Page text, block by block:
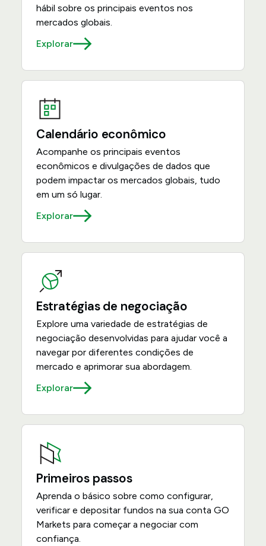
hábil sobre os principais eventos nos
mercados globais.
Explorar
Calendário econômico
Acompanhe os principais eventos
econômicos e divulgações de dados que
podem impactar os mercados globais, tudo
em um só lugar.
Explorar
Estratégias de negociação
Explore uma variedade de estratégias de
negociação desenvolvidas para ajudar você a
navegar por diferentes condições de
mercado e aprimorar sua abordagem.
Explorar
Primeiros passos
Aprenda o básico sobre como configurar,
verificar e depositar fundos na sua conta GO
Markets para começar a negociar com
confiança.